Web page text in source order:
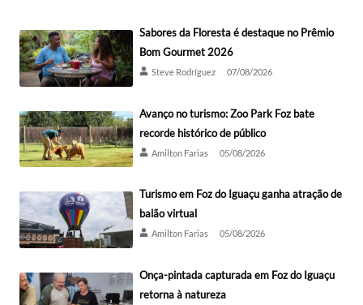
Sabores da Floresta é destaque no Prêmio
Bom Gourmet 2026
Steve Rodríguez 07/08/2026
Avanço no turismo: Zoo Park Foz bate
recorde histórico de público
Amilton Farias 05/08/2026
Turismo em Foz do Iguaçu ganha atração de
balão virtual
Amilton Farias 05/08/2026
Onça-pintada capturada em Foz do Iguaçu
retorna à natureza